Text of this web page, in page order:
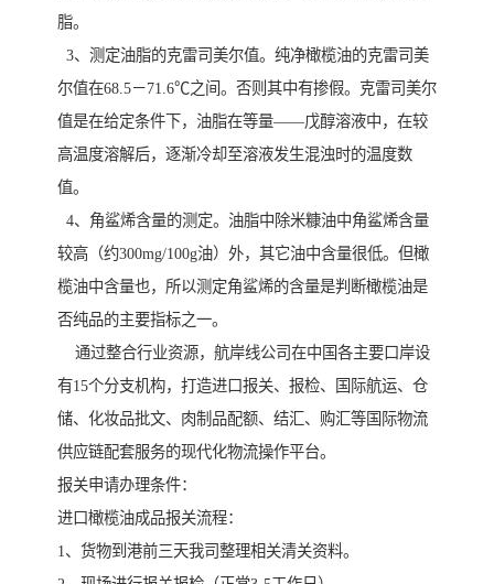
脂。
3、测定油脂的克雷司美尔值。纯净橄榄油的克雷司美
尔值在68.5－71.6℃之间。否则其中有掺假。克雷司美尔
值是在给定条件下，油脂在等量——戊醇溶液中，在较
高温度溶解后，逐渐冷却至溶液发生混浊时的温度数
值。
4、角鲨烯含量的测定。油脂中除米糠油中角鲨烯含量
较高（约300mg/100g油）外，其它油中含量很低。但橄
榄油中含量也，所以测定角鲨烯的含量是判断橄榄油是
否纯品的主要指标之一。
通过整合行业资源，航岸线公司在中国各主要口岸设
有15个分支机构，打造进口报关、报检、国际航运、仓
储、化妆品批文、肉制品配额、结汇、购汇等国际物流
供应链配套服务的现代化物流操作平台。
报关申请办理条件：
进口橄榄油成品报关流程：
1、货物到港前三天我司整理相关清关资料。